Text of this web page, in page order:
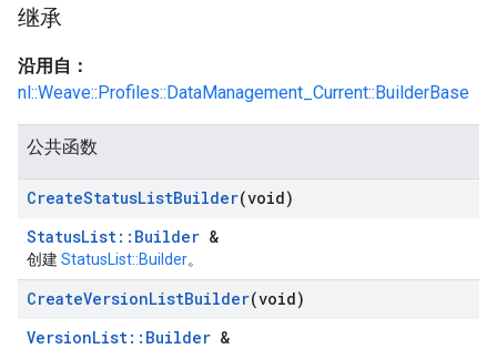
继承
沿用自：
nl::Weave::Profiles::DataManagement_Current::BuilderBase
公共函数
CreateStatusListBuilder(void)
StatusList::Builder &
创建 StatusList::Builder。
CreateVersionListBuilder(void)
VersionList::Builder &